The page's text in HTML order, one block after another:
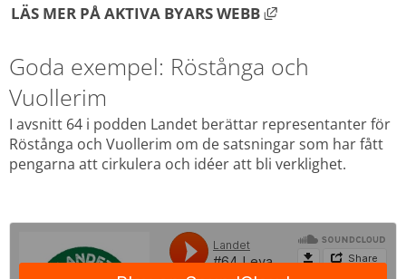
LÄS MER PÅ AKTIVA BYARS WEBB LÄNK TILL
Goda exempel: Röstånga och
Vuollerim
I avsnitt 64 i podden Landet berättar representanter för
Röstånga och Vuollerim om de satsningar som har fått
pengarna att cirkulera och idéer att bli verklighet.